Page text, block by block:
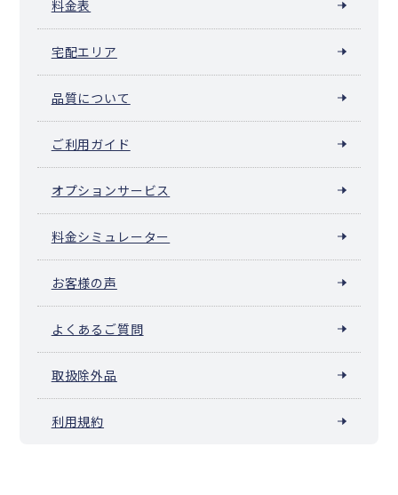
料金表
宅配エリア
品質について
ご利用ガイド
オプションサービス
料金シミュレーター
お客様の声
よくあるご質問
取扱除外品
利用規約